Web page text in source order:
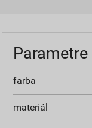
Parametre
farba
materiál